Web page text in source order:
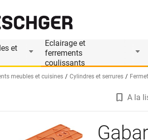
et
Eclairage et
ferrements
coulissants
(FR)
meubles et cuisines Cylindres et serrures
produit
Le produit est
A la